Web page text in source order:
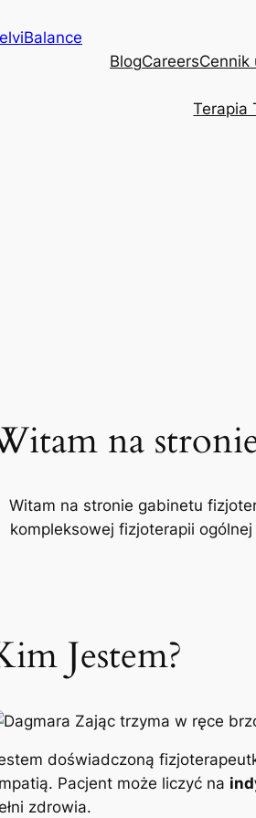
BlogCareersCennik
Terapia
na
Witam na stronie gabinetu
kompleksowej fizjoterapii
Jestem?
doświadczoną
Pacjent może liczyć na
zdrowia.